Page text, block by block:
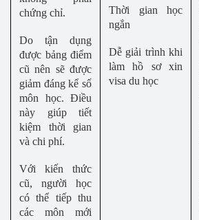
chứng chỉ.
Do tận dụng
được bảng điểm
cũ nên sẽ được
giảm đáng kể số
môn học. Điều
này giúp tiết
kiệm thời gian
và chi phí.
Với kiến thức
cũ, người học
có thể tiếp thu
các môn mới
Thời gian học
ngắn
Dễ giải trình khi
làm hồ sơ xin
visa du học